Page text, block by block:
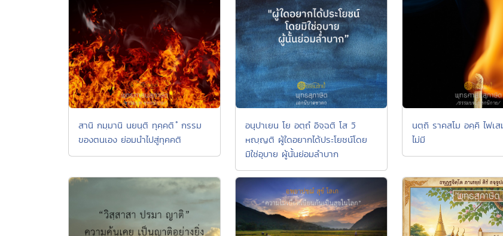
สานิ กมฺมานิ นยนฺติ ทุคฺคติ ํ กรรม
ของตนเอง ย่อมนำไปสู่ทุคคติ
อนุปาเยน โย อตฺถํ อิจฺฉติ โส วิ
หญฺญติ ผู้ใดอยากได้ประโยชน์โดย
มิใช่อุบาย ผู้นั้นย่อมลำบาก
นตฺถิ ราคสโม อคฺคิ ไฟเส
ไม่มี